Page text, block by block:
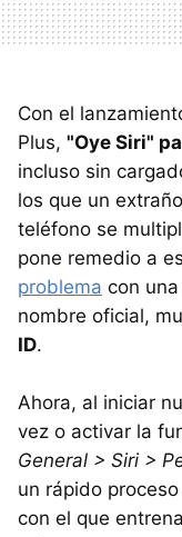
Con el
Plus, "Oye Siri"
incluso sin
los que un
teléfono se
pone remedio a
problema con
nombre oficial,
ID.
Ahora, al iniciar
vez o activar la
General > Siri >
un rápido
con el que